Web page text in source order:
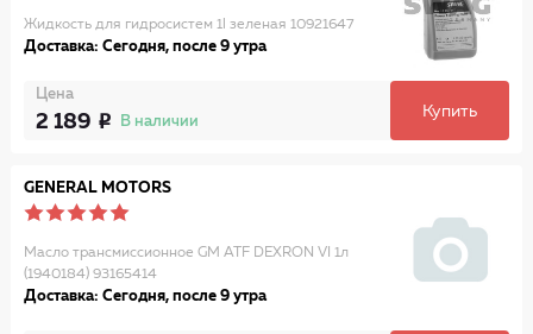
Жидкость для гидросистем 1l зеленая 10921647
Доставка: Сегодня, после 9 утра
Цена
2 189 В наличии
Купить
GENERAL MOTORS
Масло трансмиссионное GM ATF DEXRON VI 1л
(1940184) 93165414
Доставка: Сегодня, после 9 утра